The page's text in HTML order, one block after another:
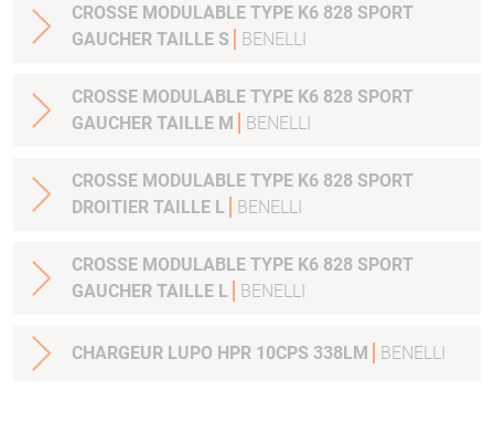
CROSSE MODULABLE TYPE K6 828 SPORT
GAUCHER TAILLE S
BENELLI
CROSSE MODULABLE TYPE K6 828 SPORT
GAUCHER TAILLE M
BENELLI
CROSSE MODULABLE TYPE K6 828 SPORT
DROITIER TAILLE L
BENELLI
CROSSE MODULABLE TYPE K6 828 SPORT
GAUCHER TAILLE L
BENELLI
CHARGEUR LUPO HPR 10CPS 338LM BENELLI